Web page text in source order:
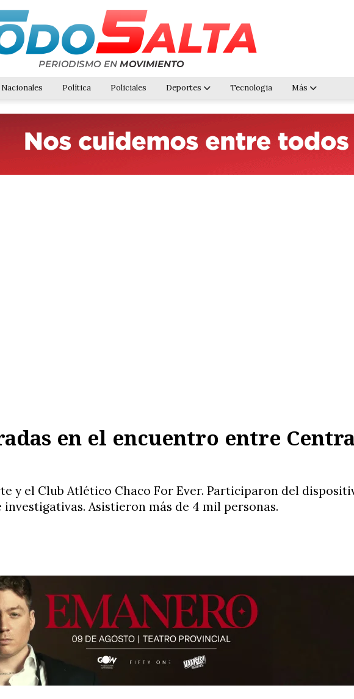
Nacionales Política Policiales Deportes Tecnologia Más
en el encuentro entre
y el Club Atlético Chaco For Ever. Participaron del
Asistieron más de 4 mil personas.